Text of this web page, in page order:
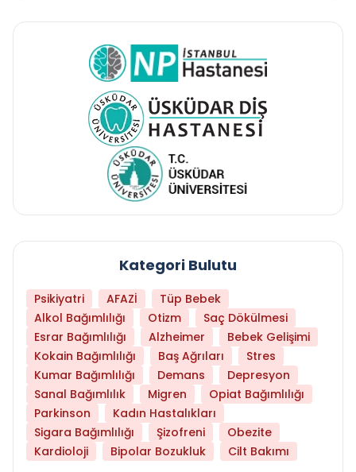
Kategori Bulutu
Psikiyatri AFAZİ
Tüp Bebek
Alkol Bağımlılığı
Otizm
Saç Dökülmesi
Esrar Bağımlılığı
Alzheimer
Bebek Gelişimi
Kokain Bağımlılığı
Baş Ağrıları
Stres
Kumar Bağımlılığı
Demans
Depresyon
Sanal Bağımlılık
Migren
Opiat Bağımlılığı
Parkinson
Kadın Hastalıkları
Sigara Bağımlılığı
Şizofreni
Obezite
Kardioloji
Bipolar Bozukluk Cilt Bakımı